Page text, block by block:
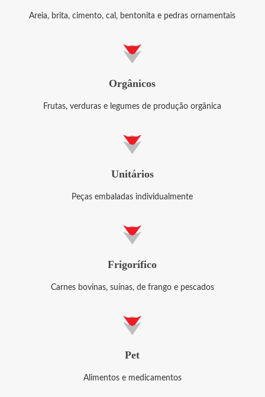
Areia, brita, cimento, cal, bentonita e pedras ornamentais
Orgânicos
Frutas, verduras e legumes de produção orgânica
Unitários
Peças embaladas individualmente
Frigorífico
Carnes bovinas, suínas, de frango e pescados
Pet
Alimentos e medicamentos